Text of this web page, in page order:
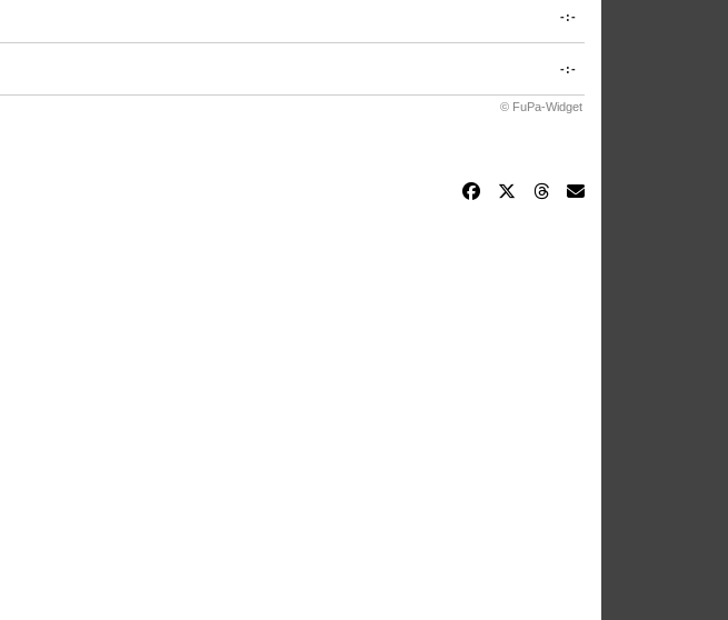
-:-
-:-
© FuPa-Widget